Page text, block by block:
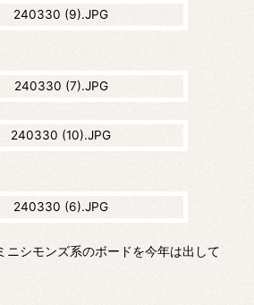
ニシモンズ系のボードを今年は出して